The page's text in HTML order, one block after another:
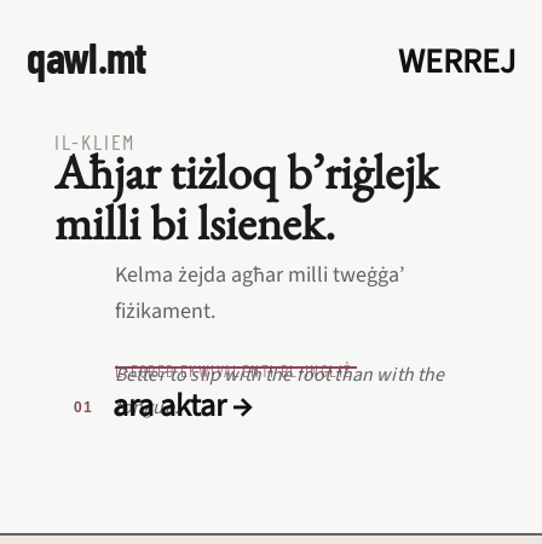
qawl.mt WERREJ
IL‑KLIEM
Aħjar tiżloq b’riġlejk
milli bi lsienek.
Kelma żejda agħar milli tweġġa’
fiżikament.
L‑EQREB EKWIVALENTI BL‑INGLIŻ
Better to slip with the foot than with the
tongue.
ara aktar →